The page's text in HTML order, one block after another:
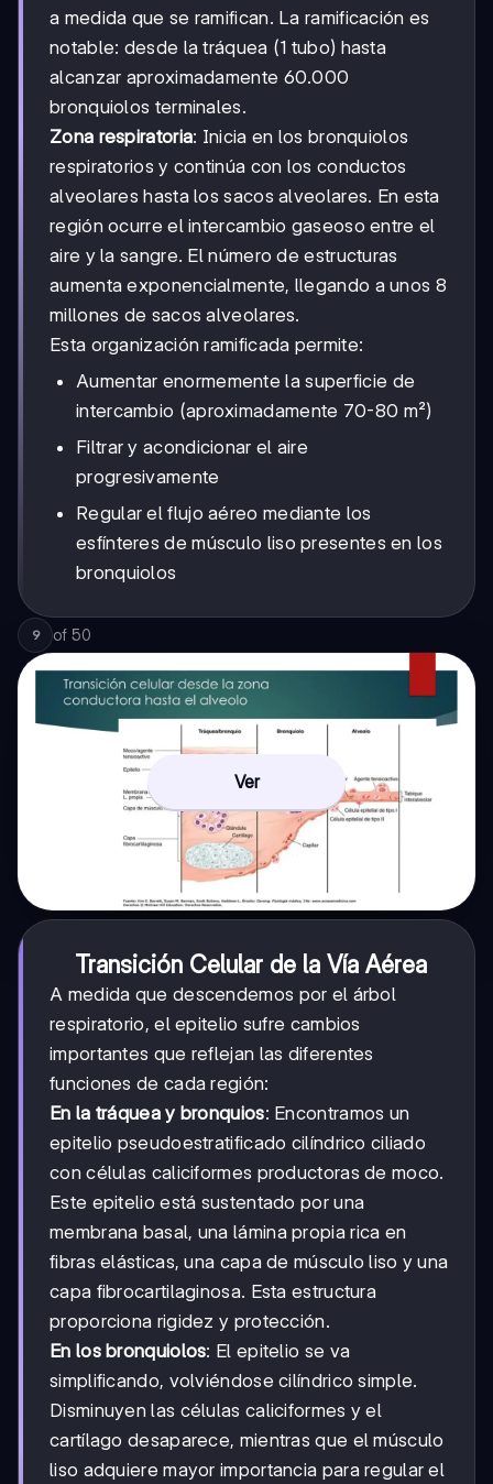
a medida que se ramifican. La ramificación es
notable: desde la tráquea (1 tubo) hasta
alcanzar aproximadamente 60.000
bronquiolos terminales.
Zona respiratoria: Inicia en los bronquiolos
respiratorios y continúa con los conductos
alveolares hasta los sacos alveolares. En esta
región ocurre el intercambio gaseoso entre el
aire y la sangre. El número de estructuras
aumenta exponencialmente, llegando a unos 8
millones de sacos alveolares.
Esta organización ramificada permite:
Aumentar enormemente la superficie de
intercambio (aproximadamente 70-80 m²)
Filtrar y acondicionar el aire
progresivamente
Regular el flujo aéreo mediante los
esfínteres de músculo liso presentes en los
bronquiolos
9 of 50
Ver
Transición Celular de la Vía Aérea
A medida que descendemos por el árbol
respiratorio, el epitelio sufre cambios
importantes que reflejan las diferentes
funciones de cada región:
En la tráquea y bronquios: Encontramos un
epitelio pseudoestratificado cilíndrico ciliado
con células caliciformes productoras de moco.
Este epitelio está sustentado por una
membrana basal, una lámina propia rica en
fibras elásticas, una capa de músculo liso y una
capa fibrocartilaginosa. Esta estructura
proporciona rigidez y protección.
En los bronquiolos: El epitelio se va
simplificando, volviéndose cilíndrico simple.
Disminuyen las células caliciformes y el
cartílago desaparece, mientras que el músculo
liso adquiere mayor importancia para regular el